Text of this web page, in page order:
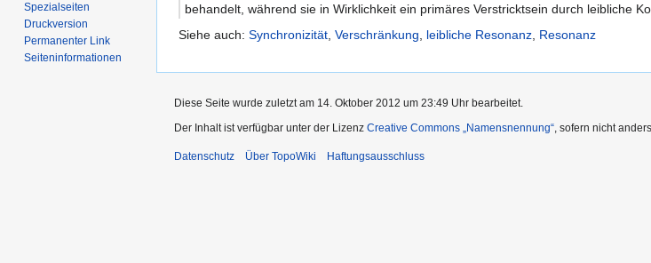
behandelt, während sie in Wirklichkeit ein primäres Verstricktsein durch leibliche
Siehe auch: Synchronizität, Verschränkung, leibliche Resonanz, Resonanz
Spezialseiten
Druckversion
Permanenter Link
Seiten­informationen
Diese Seite wurde zuletzt am 14. Oktober 2012 um 23:49 Uhr bearbeitet.
Der Inhalt ist verfügbar unter der Lizenz Creative Commons „Namensnennung“, sofern nicht
Datenschutz Über TopoWiki Haftungsausschluss